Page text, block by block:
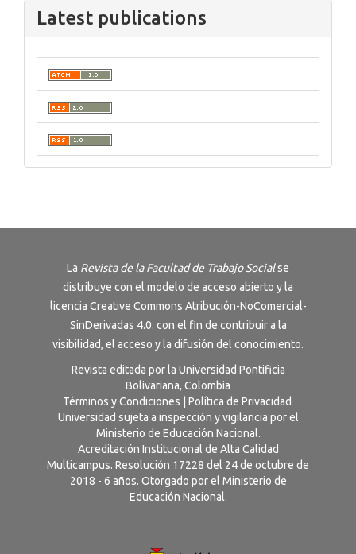
Latest publications
La Revista de la Facultad de Trabajo Socialse
distribuye con el modelo de acceso abierto y la
licencia Creative Commons Atribución-NoComercial-
SinDerivadas 4.0. con el fin de contribuir a la
visibilidad, el acceso y la difusión del conocimiento.
Revista editada por la Universidad Pontificia
Bolivariana, Colombia
Términos y Condiciones
Política de Privacidad
Universidad sujeta a inspección y vigilancia por el
Ministerio de Educación Nacional.
Acreditación Institucional de Alta Calidad
Multicampus. Resolución 17228 del 24 de octubre de
2018 - 6 años. Otorgado por el Ministerio de
Educación Nacional.